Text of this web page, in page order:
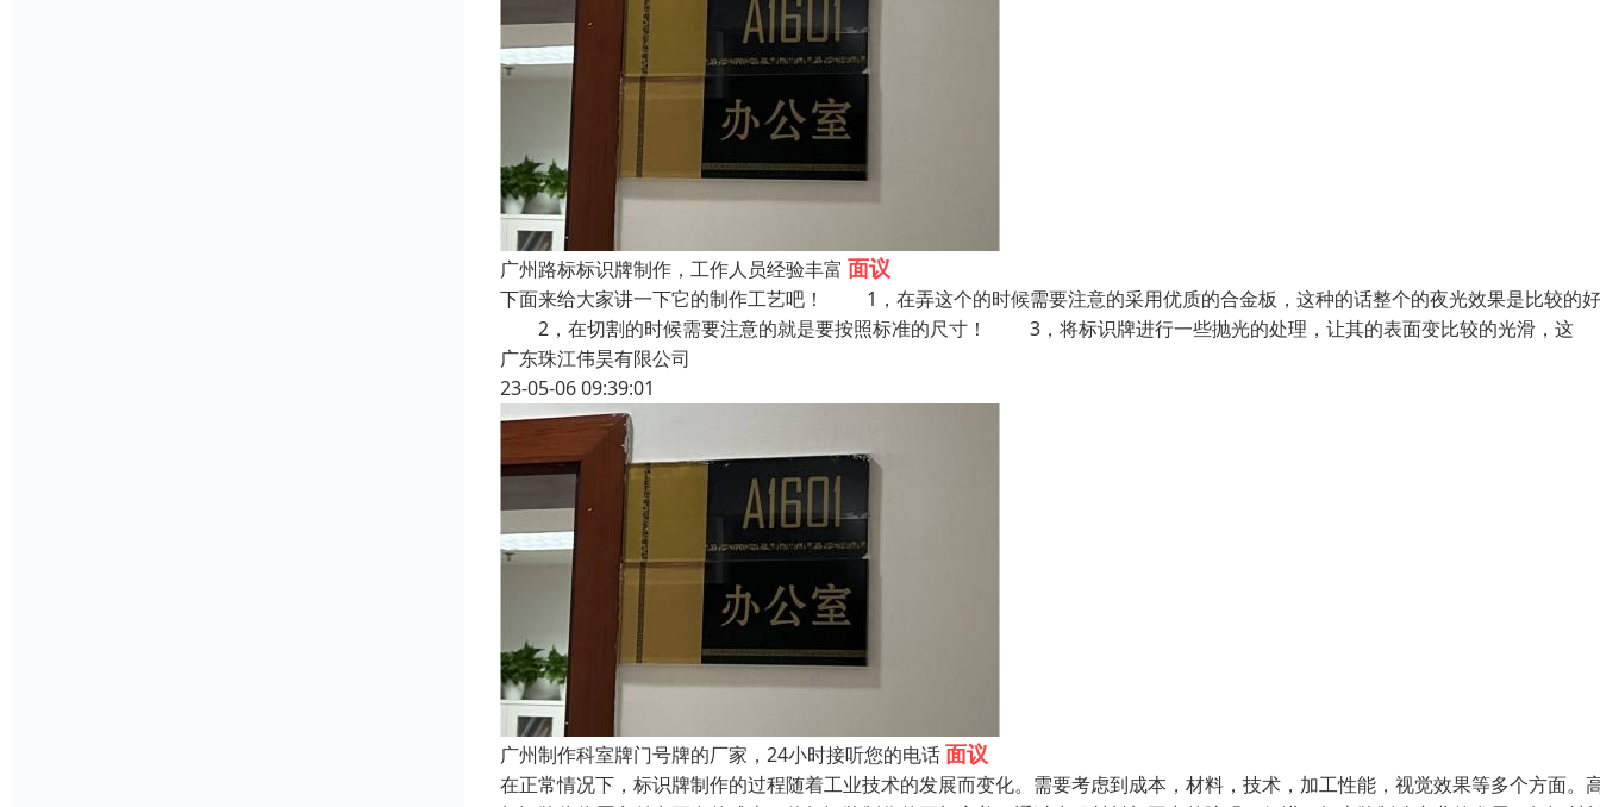
广州路标标识牌制作，工作人员经验丰富 面议
下面来给大家讲一下它的制作工艺吧！ 1，在弄这个的时候需要注意的采用优质的合金板，这种的话整个的夜光效果是比较的
2，在切割的时候需要注意的就是要按照标准的尺寸！ 3，将标识牌进行一些抛光的处理，让其的表面变比较的光滑，这
广东珠江伟昊有限公司
23-05-06 09:39:01
广州制作科室牌门号牌的厂家，24小时接听您的电话面议
在正常情况下，标识牌制作的过程随着工业技术的发展而变化。需要考虑到成本，材料，技术，加工性能，视觉效果等多个方面。